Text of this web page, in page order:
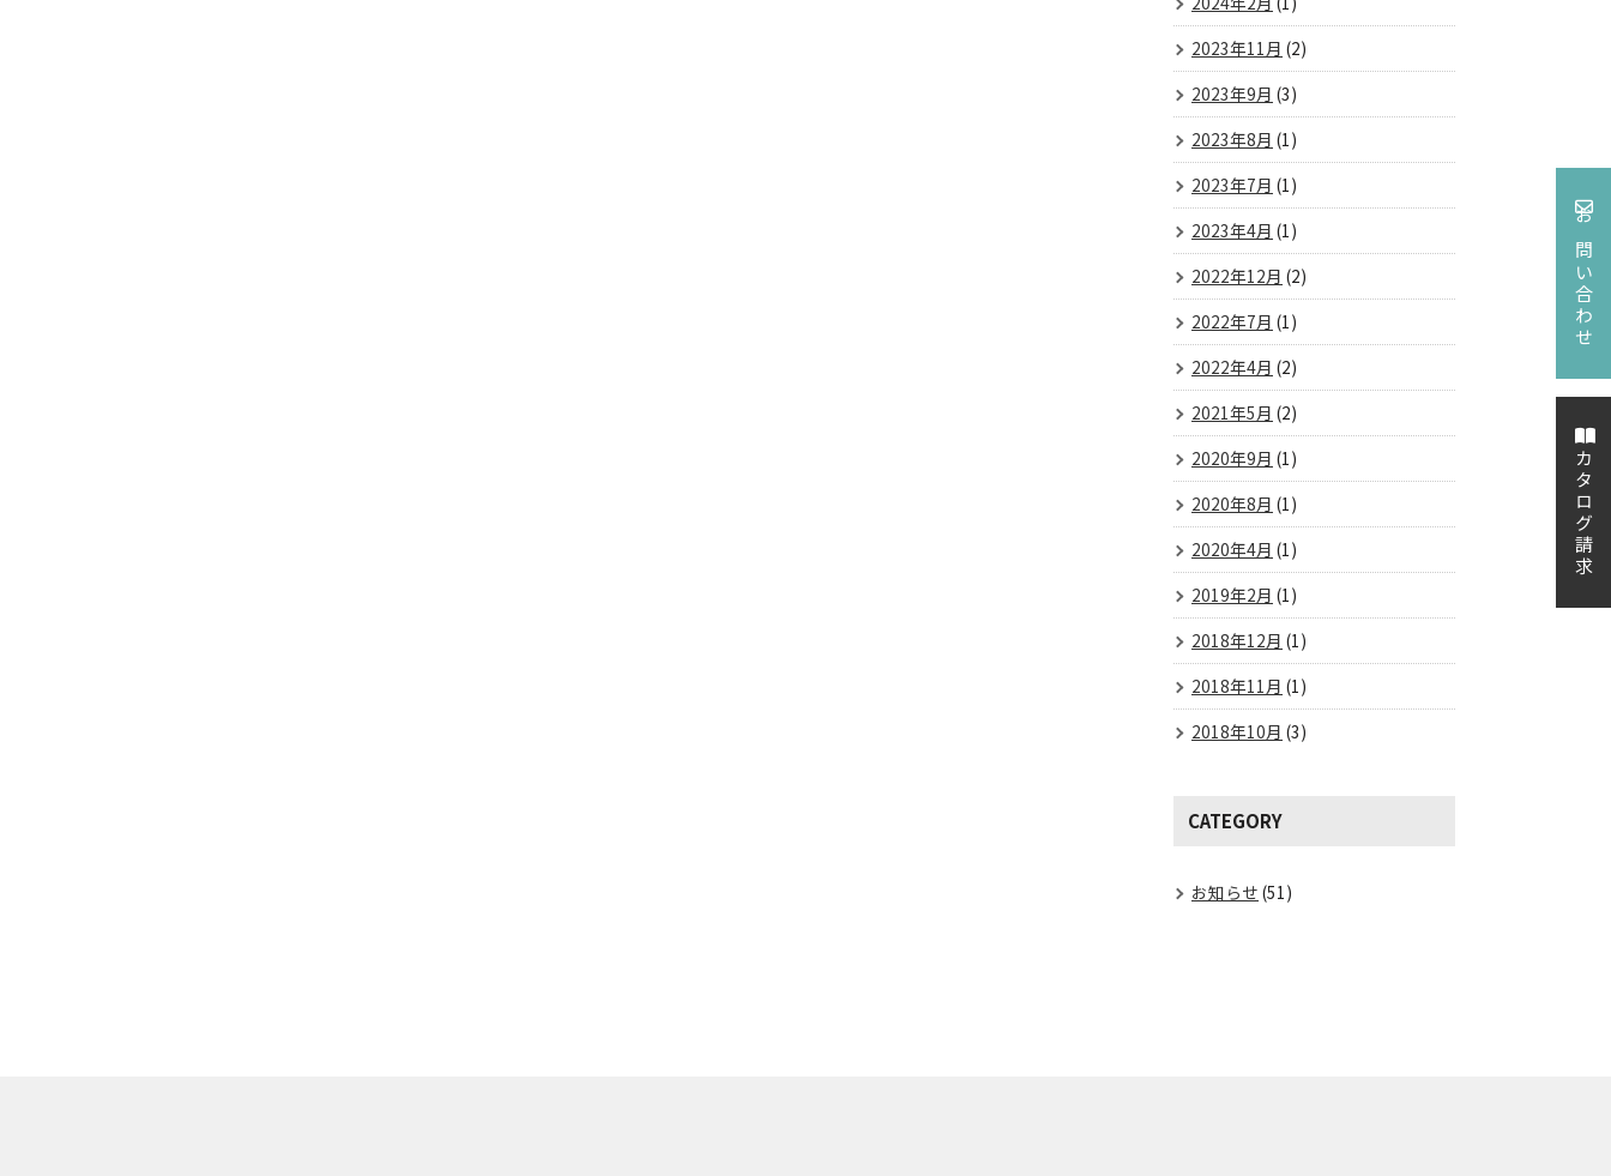
お問い合わせ
カタログ請求
2023年11月 (2)
2023年9月 (3)
2023年8月 (1)
2023年7月 (1)
2023年4月 (1)
2022年12月 (2)
2022年7月 (1)
2022年4月 (2)
2021年5月 (2)
2020年9月 (1)
2020年8月 (1)
2020年4月 (1)
2019年2月 (1)
2018年12月 (1)
2018年11月 (1)
2018年10月 (3)
CATEGORY
お知らせ (51)